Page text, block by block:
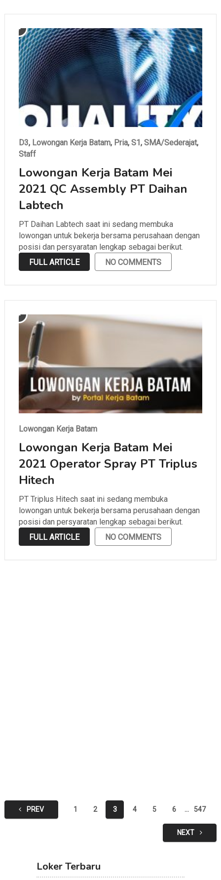
D3, Lowongan Kerja Batam, Pria, S1, SMA/Sederajat,
Staff
Lowongan Kerja Batam Mei
2021 QC Assembly PT Daihan
Labtech
PT Daihan Labtech saat ini sedang membuka
lowongan untuk bekerja bersama perusahaan dengan
posisi dan persyaratan lengkap sebagai berikut.
FULL ARTICLE
NO COMMENTS
Lowongan Kerja Batam
Lowongan Kerja Batam Mei
2021 Operator Spray PT Triplus
Hitech
PT Triplus Hitech saat ini sedang membuka
lowongan untuk bekerja bersama perusahaan dengan
posisi dan persyaratan lengkap sebagai berikut.
FULL ARTICLE
NO COMMENTS
Posts
pagination
PREV 1 2 3 4 5 6 … 547
NEXT
Loker Terbaru